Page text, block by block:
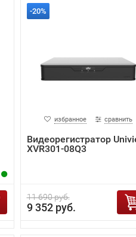
-20%
избранное сравнить
Видеорегистратор
XVR301-08Q3
11 690 руб.
9 352 руб.